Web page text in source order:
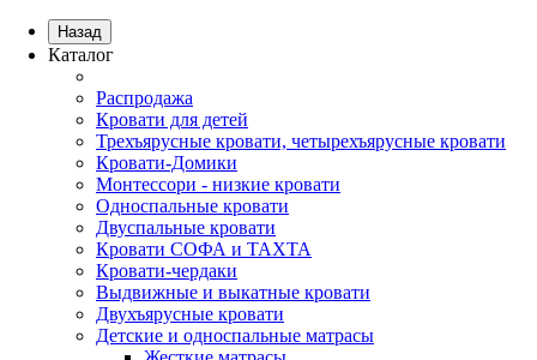
Назад
Каталог
Распродажа
Кровати для детей
Трехъярусные кровати, четырехъярусные кровати
Кровати-Домики
Монтессори - низкие кровати
Односпальные кровати
Двуспальные кровати
Кровати СОФА и ТАХТА
Кровати-чердаки
Выдвижные и выкатные кровати
Двухъярусные кровати
Детские и односпальные матрасы